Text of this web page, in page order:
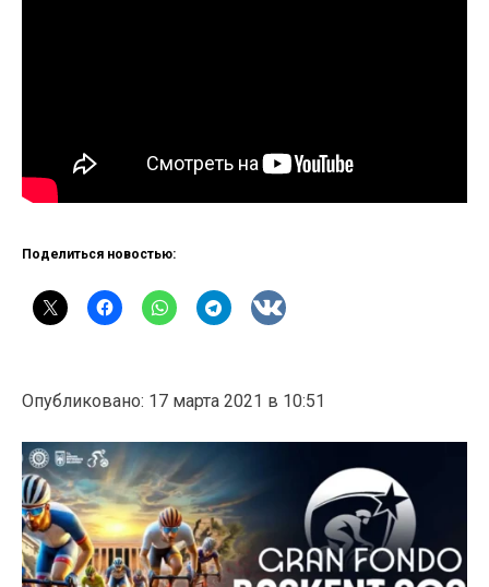
Поделиться новостью:
Опубликовано: 17 марта 2021 в 10:51